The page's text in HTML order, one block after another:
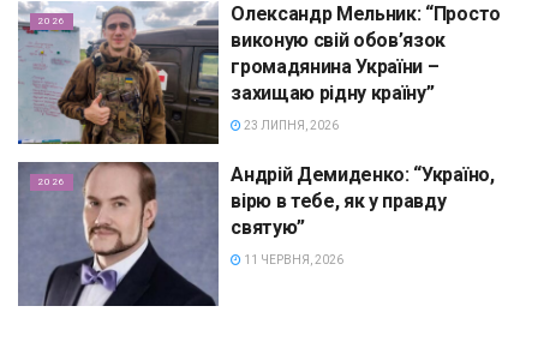
2026
Олександр Мельник: “Просто
виконую свій обов’язок
громадянина України –
захищаю рідну країну”
23 ЛИПНЯ, 2026
2026
Андрій Демиденко: “Україно,
вірю в тебе, як у правду
святую”
11 ЧЕРВНЯ, 2026